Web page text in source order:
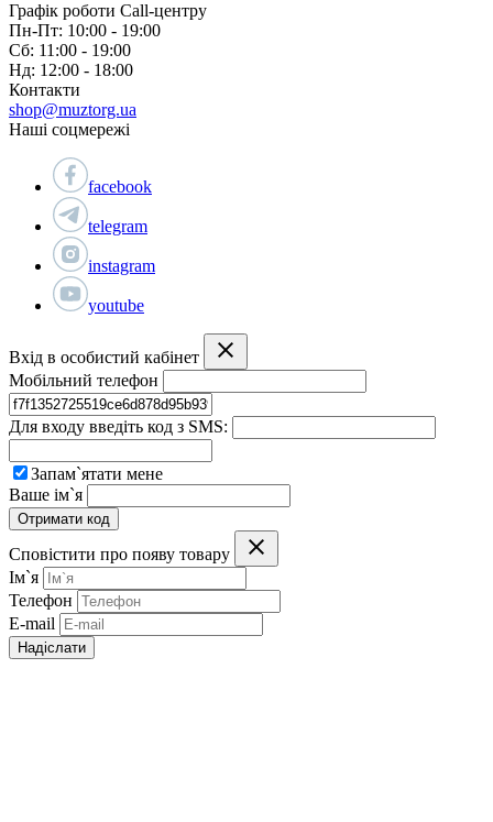
Графік роботи Call-центру
Пн-Пт: 10:00 - 19:00
Сб: 11:00 - 19:00
Нд: 12:00 - 18:00
Контакти
shop@muztorg.ua
Наші соцмережі
facebook
telegram
instagram
youtube
Вхід в особистий кабінет
Мобільний телефон
Для входу введіть код з SMS:
Запам`ятати мене
Ваше ім`я
Отримати код
Сповістити про появу товару
Ім`я
Телефон
E-mail
Надіслати